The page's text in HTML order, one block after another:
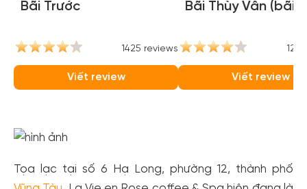
Bãi Trước
1425 reviews
Viết review
Bãi Thùy Vân (bãi
Viết review
Tọa lạc tại số 6 Hạ Long, phường 12, thành phố